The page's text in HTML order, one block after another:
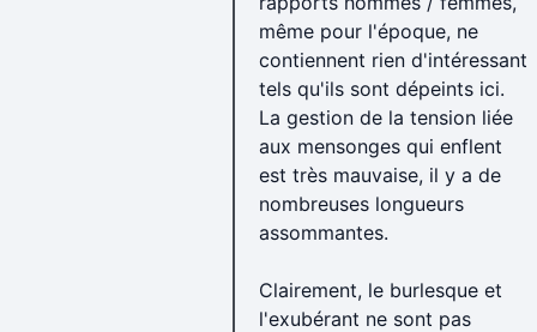
même pour l'époque, ne
contiennent rien d'intéressant
tels qu'ils sont dépeints ici.
La gestion de la tension liée
aux mensonges qui enflent
est très mauvaise, il y a de
nombreuses longueurs
assommantes.
Clairement, le burlesque et
l'exubérant ne sont pas